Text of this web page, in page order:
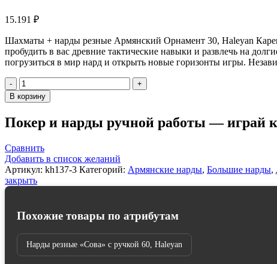
15.191 ₽
Шахматы + нарды резные Армянский Орнамент 30, Haleyan
пробудить в вас древние тактические навыки и развлечь на
погрузиться в мир нард и открыть новые горизонты игры.
Количество
товара
Шахматы
нарды
"Армянский
Орнамент"
30,
Haleyan
В корзину
Покер и нарды ручной работы — играй
Сравнить
Добавить в список желаний
Артикул: kh137-3 Категорий: Армянские нарды, Большие нарды,
закрыть
Похожие товары по атрибутам
Нарды резные «Сова» с ручкой 60, Haleyan